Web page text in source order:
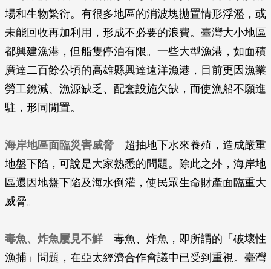
場和生物繁衍。有很多地區的消波塊拋置情形浮濫，或
未能回收再加利用，形成不必要的浪費。臺灣大小地區
都興建漁港，但船隻停泊有限。一些大型漁港，如面積
廣達二百餘公頃的高雄縣興達遠洋漁港，目前更因漁業
勞工銳減、漁源缺乏、配套設施欠缺，而使漁船不願進
駐，形同閒置。
海岸地區面臨災害威脅 超抽地下水來養殖，造成嚴重
地盤下陷，可說是大家熟悉的問題。除此之外，海岸地
區還因地盤下陷及海水倒灌，使民眾生命財產面臨重大
威脅。
毒魚、炸魚屢見不鮮毒魚、炸魚，即所謂的「破壞性
漁捕」問題，在亞太經濟合作會議中已受到重視。臺灣